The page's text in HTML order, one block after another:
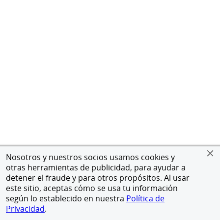
Nosotros y nuestros socios usamos cookies y
otras herramientas de publicidad, para ayudar a
detener el fraude y para otros propósitos. Al usar
este sitio, aceptas cómo se usa tu información
según lo establecido en nuestra Política de
Privacidad.